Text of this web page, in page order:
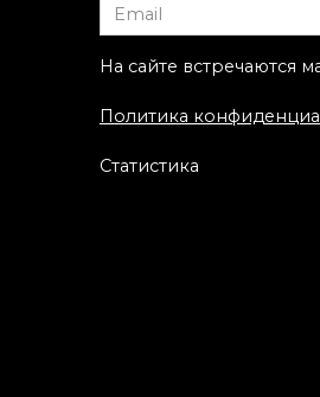
Unisex.
На сайте встречаются
Политика
Статистика